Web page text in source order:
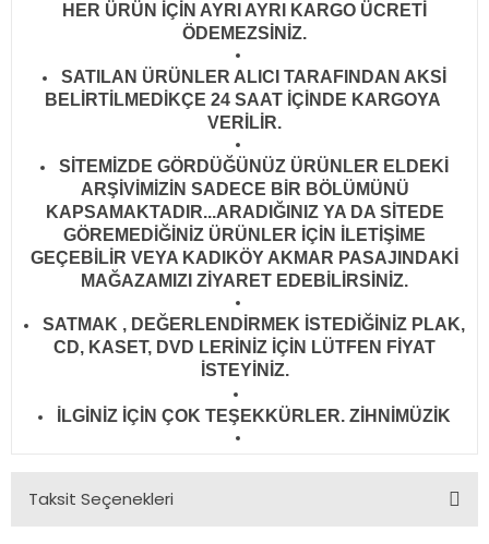
HER ÜRÜN İÇİN AYRI AYRI KARGO ÜCRETİ
ÖDEMEZSİNİZ.
SATILAN ÜRÜNLER ALICI TARAFINDAN AKSİ
BELİRTİLMEDİKÇE 24 SAAT İÇİNDE KARGOYA
VERİLİR.
SİTEMİZDE GÖRDÜĞÜNÜZ ÜRÜNLER ELDEKİ
ARŞİVİMİZİN SADECE BİR BÖLÜMÜNÜ
KAPSAMAKTADIR...ARADIĞINIZ YA DA SİTEDE
GÖREMEDİĞİNİZ ÜRÜNLER İÇİN İLETİŞİME
GEÇEBİLİR VEYA KADIKÖY AKMAR PASAJINDAKİ
MAĞAZAMIZI ZİYARET EDEBİLİRSİNİZ.
SATMAK , DEĞERLENDİRMEK İSTEDİĞİNİZ PLAK,
CD, KASET, DVD LERİNİZ İÇİN LÜTFEN FİYAT
İSTEYİNİZ.
İLGİNİZ İÇİN ÇOK TEŞEKKÜRLER. ZİHNİMÜZİK
Taksit Seçenekleri